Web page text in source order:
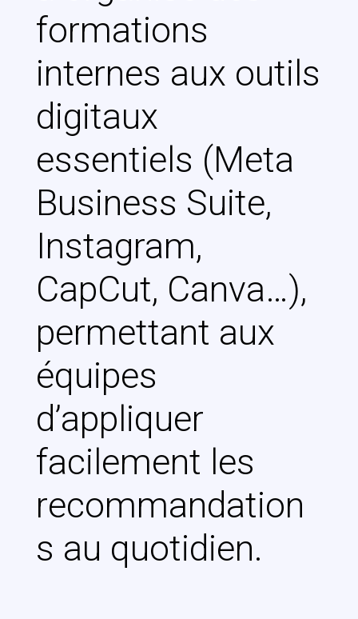
formations
internes aux outils
digitaux
essentiels (Meta
Business Suite,
Instagram,
CapCut, Canva…),
permettant aux
équipes
d’appliquer
facilement les
recommandation
s au quotidien.